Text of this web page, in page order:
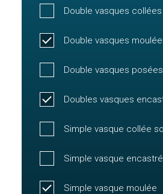
Double vasques
Double vasques
Double vasques posées
Doubles vasques
Simple vasque collée
Simple vasque
Simple vasque moulée